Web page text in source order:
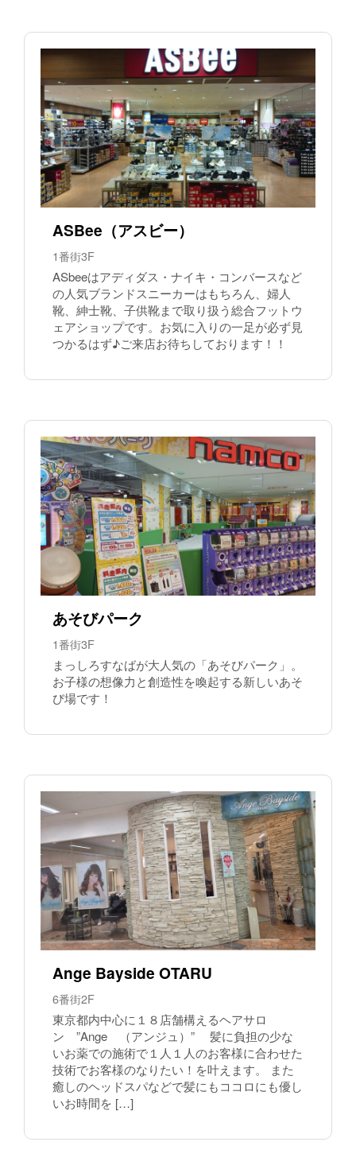
ASBee（アスビー）
1番街3F
ASbeeはアディダス・ナイキ・コンバースなど
の人気ブランドスニーカーはもちろん、婦人
靴、紳士靴、子供靴まで取り扱う総合フットウ
ェアショップです。お気に入りの一足が必ず見
つかるはず♪ご来店お待ちしております！！
あそびパーク
1番街3F
まっしろすなばが大人気の「あそびパーク」。
お子様の想像力と創造性を喚起する新しいあそ
び場です！
Ange Bayside OTARU
6番街2F
東京都内中心に１８店舗構えるヘアサロ
ン ”Ange （アンジュ）” 髪に負担の少な
いお薬での施術で１人１人のお客様に合わせた
技術でお客様のなりたい！を叶えます。 また
癒しのヘッドスパなどで髪にもココロにも優し
いお時間を […]